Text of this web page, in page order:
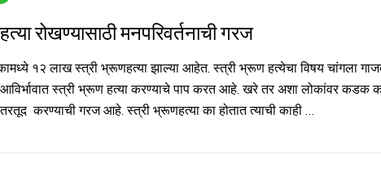
रोखण्यासाठी मनपरिवर्तनाची गरज
१२ लाख स्त्री भ्रूणहत्या झाल्या आहेत. स्त्री भ्रूण हत्येचा विषय चांगला
स्त्री भ्रूण हत्या करण्याचे पाप करत आहे. खरे तर अशा लोकांवर कडक
तरतूद करण्याची गरज आहे. स्त्री भ्रूणहत्या का होतात त्याची काही …